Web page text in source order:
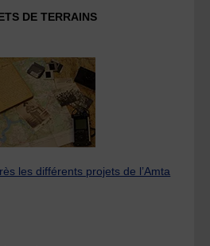
DE TERRAINS
les différents projets de l’Amta